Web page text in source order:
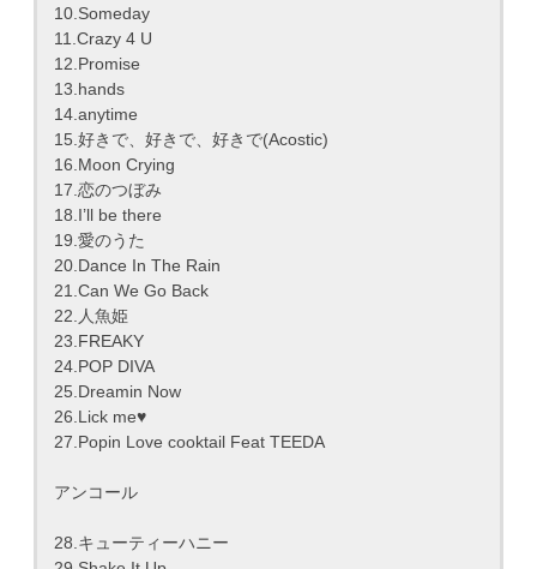
10.Someday
11.Crazy 4 U
12.Promise
13.hands
14.anytime
15.好きで、好きで、好きで(Acostic)
16.Moon Crying
17.恋のつぼみ
18.I’ll be there
19.愛のうた
20.Dance In The Rain
21.Can We Go Back
22.人魚姫
23.FREAKY
24.POP DIVA
25.Dreamin Now
26.Lick me♥
27.Popin Love cooktail Feat TEEDA
アンコール
28.キューティーハニー